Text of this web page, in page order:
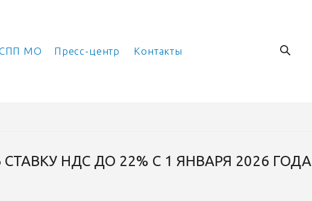
СПП МО Пресс-центр Контакты
НДС ДО 22% С 1 ЯНВАРЯ 2026 ГОДА